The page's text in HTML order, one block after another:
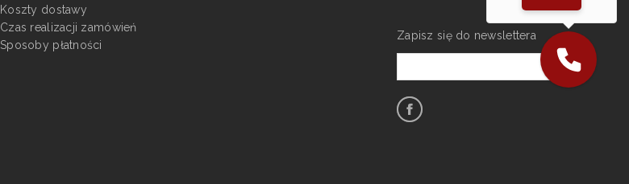
Koszty dostawy
Czas realizacji zamówień
Sposoby płatności
Zapisz się do newslettera